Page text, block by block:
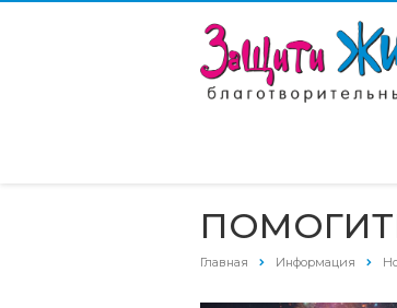
Главная Информация